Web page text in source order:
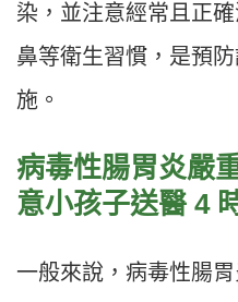
染，並注意經常且正
鼻等衛生習慣，是預
施。
病毒性腸胃炎嚴
意小孩子送醫 4
一般來說，病毒性腸